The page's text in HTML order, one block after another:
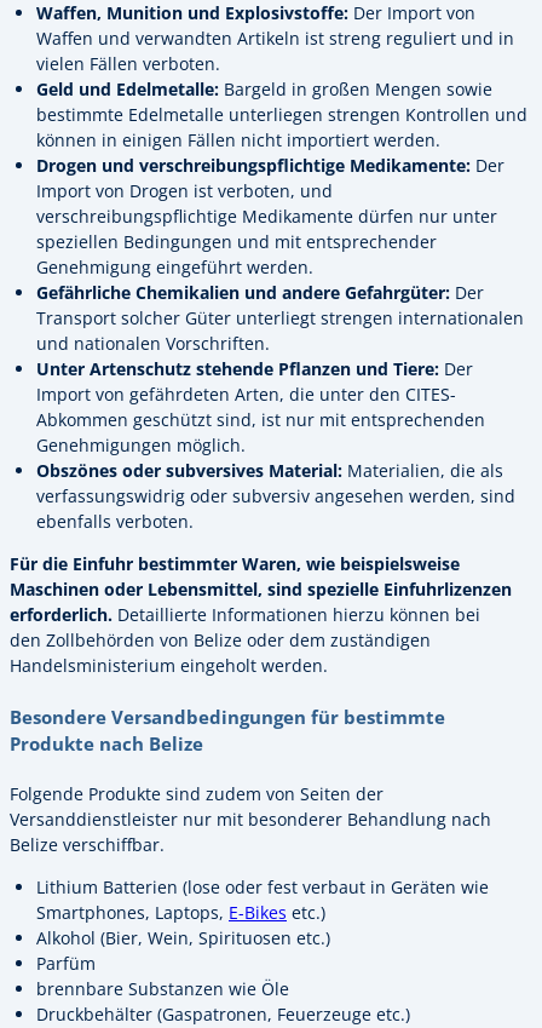
Waffen, Munition und Explosivstoffe: Der Import von
Waffen und verwandten Artikeln ist streng reguliert und in
vielen Fällen verboten.
Geld und Edelmetalle: Bargeld in großen Mengen sowie
bestimmte Edelmetalle unterliegen strengen Kontrollen und
können in einigen Fällen nicht importiert werden.
Drogen und verschreibungspflichtige Medikamente: Der
Import von Drogen ist verboten, und
verschreibungspflichtige Medikamente dürfen nur unter
speziellen Bedingungen und mit entsprechender
Genehmigung eingeführt werden.
Gefährliche Chemikalien und andere Gefahrgüter: Der
Transport solcher Güter unterliegt strengen internationalen
und nationalen Vorschriften.
Unter Artenschutz stehende Pflanzen und Tiere: Der
Import von gefährdeten Arten, die unter den CITES-
Abkommen geschützt sind, ist nur mit entsprechenden
Genehmigungen möglich.
Obszönes oder subversives Material: Materialien, die als
verfassungswidrig oder subversiv angesehen werden, sind
ebenfalls verboten.
Für die Einfuhr bestimmter Waren, wie beispielsweise
Maschinen oder Lebensmittel, sind spezielle Einfuhrlizenzen
erforderlich. Detaillierte Informationen hierzu können bei
den Zollbehörden von Belize oder dem zuständigen
Handelsministerium eingeholt werden.
Besondere Versandbedingungen für bestimmte
Produkte nach Belize
Folgende Produkte sind zudem von Seiten der
Versanddienstleister nur mit besonderer Behandlung nach
Belize verschiffbar.
Lithium Batterien (lose oder fest verbaut in Geräten wie
Smartphones, Laptops, E-Bikes etc.)
Alkohol (Bier, Wein, Spirituosen etc.)
Parfüm
brennbare Substanzen wie Öle
Druckbehälter (Gaspatronen, Feuerzeuge etc.)